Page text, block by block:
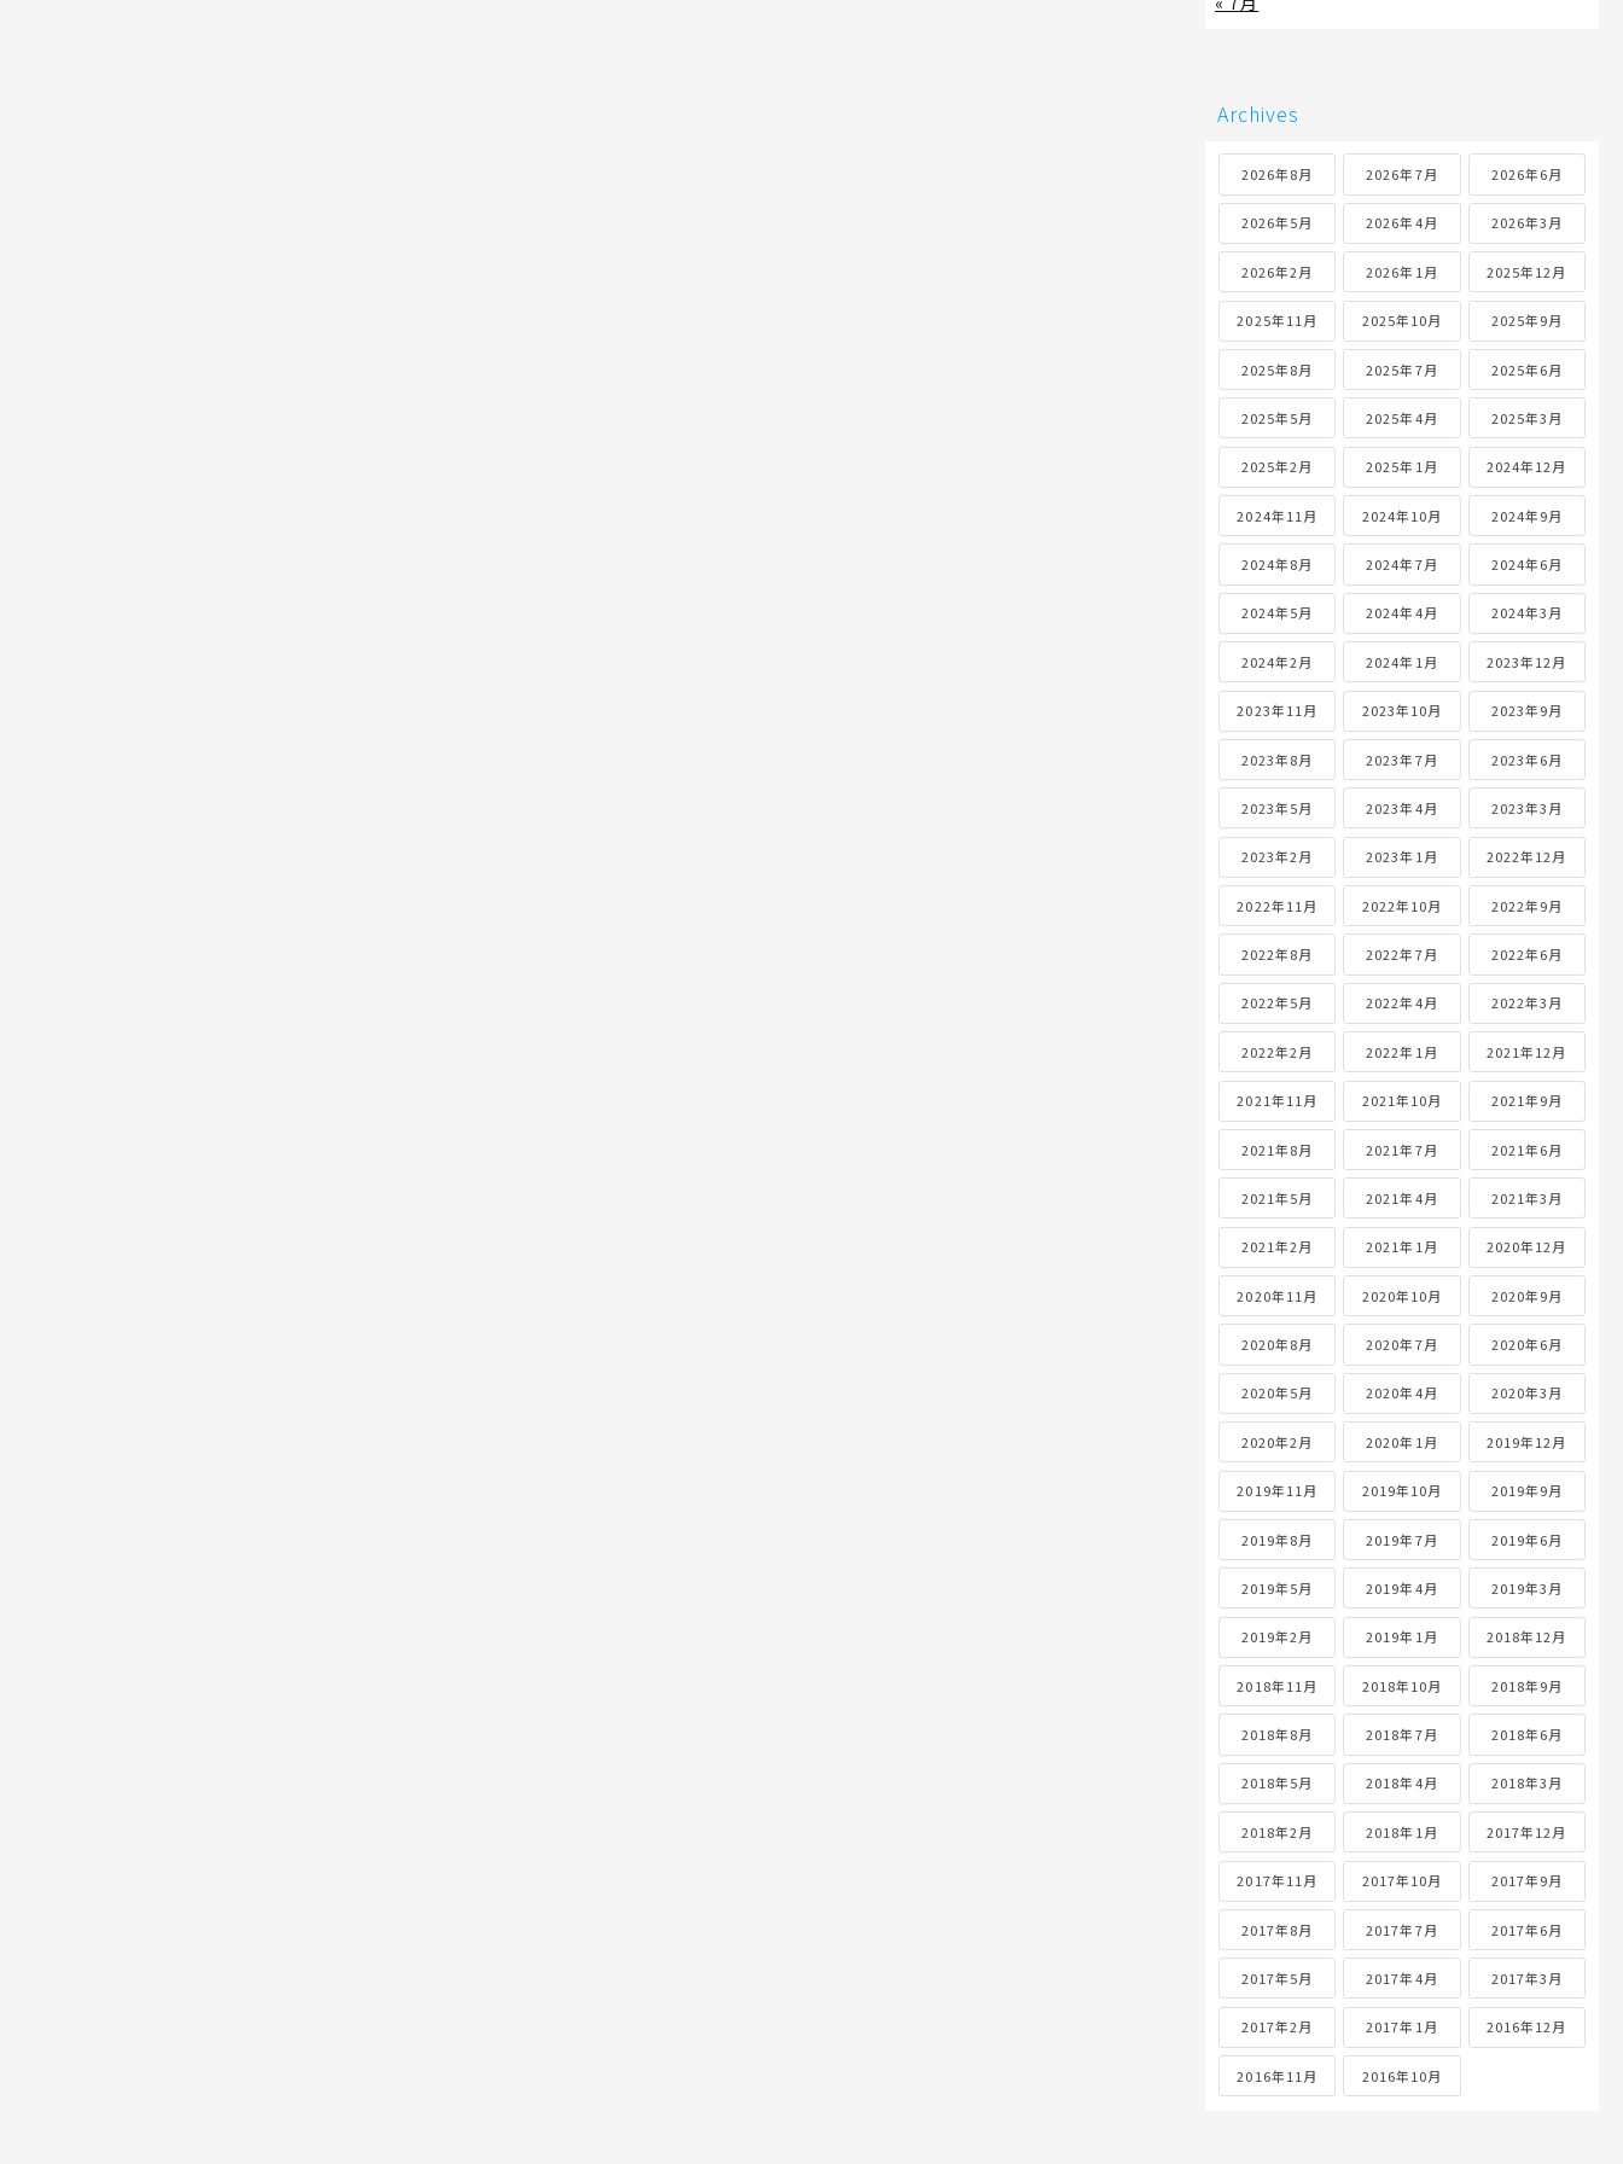
Archives
2026年8月 2026年7月 2026年6月
2026年5月 2026年4月 2026年3月
2026年2月 2026年1月 2025年12月
2025年11月 2025年10月 2025年9月
2025年8月 2025年7月 2025年6月
2025年5月 2025年4月 2025年3月
2025年2月 2025年1月 2024年12月
2024年11月 2024年10月 2024年9月
2024年8月 2024年7月 2024年6月
2024年5月 2024年4月 2024年3月
2024年2月 2024年1月 2023年12月
2023年11月 2023年10月 2023年9月
2023年8月 2023年7月 2023年6月
2023年5月 2023年4月 2023年3月
2023年2月 2023年1月 2022年12月
2022年11月 2022年10月 2022年9月
2022年8月 2022年7月 2022年6月
2022年5月 2022年4月 2022年3月
2022年2月 2022年1月 2021年12月
2021年11月 2021年10月 2021年9月
2021年8月 2021年7月 2021年6月
2021年5月 2021年4月 2021年3月
2021年2月 2021年1月 2020年12月
2020年11月 2020年10月 2020年9月
2020年8月 2020年7月 2020年6月
2020年5月 2020年4月 2020年3月
2020年2月 2020年1月 2019年12月
2019年11月 2019年10月 2019年9月
2019年8月 2019年7月 2019年6月
2019年5月 2019年4月 2019年3月
2019年2月 2019年1月 2018年12月
2018年11月 2018年10月 2018年9月
2018年8月 2018年7月 2018年6月
2018年5月 2018年4月 2018年3月
2018年2月 2018年1月 2017年12月
2017年11月 2017年10月 2017年9月
2017年8月 2017年7月 2017年6月
2017年5月 2017年4月 2017年3月
2017年2月 2017年1月 2016年12月
2016年11月 2016年10月